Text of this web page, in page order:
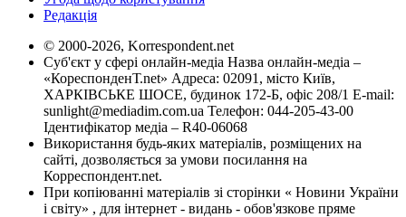
Редакція
© 2000-2026, Korrespondent.net
Суб'єкт у сфері онлайн-медіа Назва онлайн-медіа –
«КореспонденТ.net» Адреса: 02091, місто Київ,
ХАРКІВСЬКЕ ШОСЕ, будинок 172-Б, офіс 208/1 E-mail:
sunlight@mediadim.com.ua Телефон: 044-205-43-00
Ідентифікатор медіа – R40-06068
Використання будь-яких матеріалів, розміщених на
сайті, дозволяється за умови посилання на
Корреспондент.net.
При копіюванні матеріалів зі сторінки « Новини України
і світу» , для інтернет - видань - обов'язкове пряме